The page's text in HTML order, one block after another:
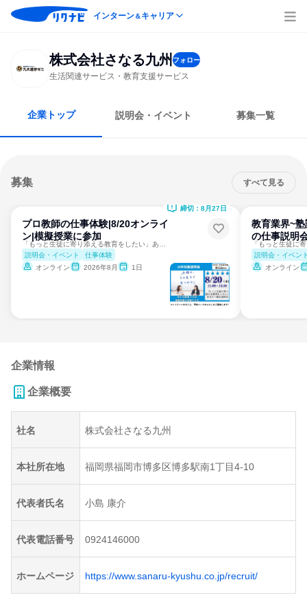
インターン＆キャリア
株式会社さなる九州 フォロー
生活関連サービス・教育支援サービス
企業トップ 説明会・イベント 募集一覧
募集 すべて見る
プロ教師の仕事体験|8/20オンライ
ン|模擬授業に参加
説明会・イベント
仕事体験
オンライン
2026年8月 1日
締切：8月27日
教育業界~
の仕事説明
説明会・イベン
オンライン
企業情報
企業概要
社名 株式会社さなる九州
本社所在地 福岡県福岡市博多区博多駅南1丁目4-10
代表者氏名 小島 康介
代表電話番号 0924146000
ホームページ https://www.sanaru-kyushu.co.jp/recruit/